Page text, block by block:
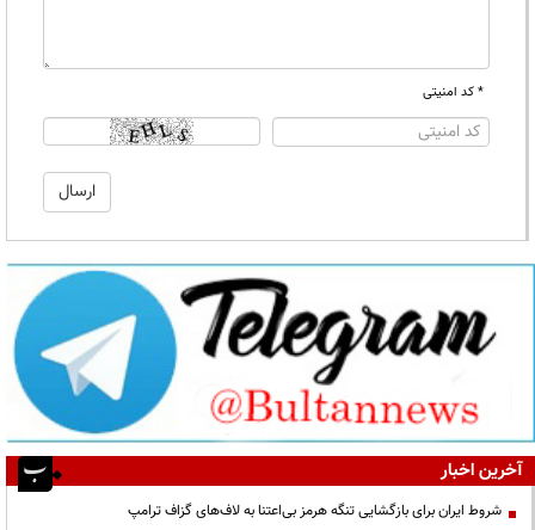
* کد امنیتی
آخرین اخبار
شروط ایران برای بازگشایی تنگه هرمز بی‌اعتنا به لاف‌های گزاف ترامپ